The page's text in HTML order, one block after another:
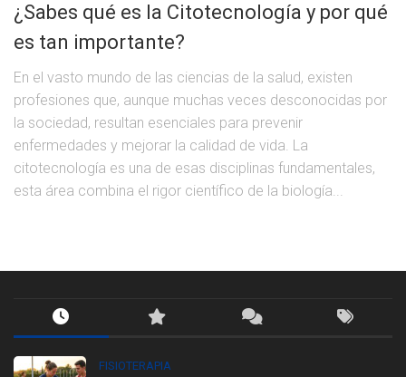
¿Sabes qué es la Citotecnología y por qué
es tan importante?
En el vasto mundo de las ciencias de la salud, existen
profesiones que, aunque muchas veces desconocidas por
la sociedad, resultan esenciales para prevenir
enfermedades y mejorar la calidad de vida. La
citotecnología es una de esas disciplinas fundamentales,
esta área combina el rigor científico de la biología...
FISIOTERAPIA